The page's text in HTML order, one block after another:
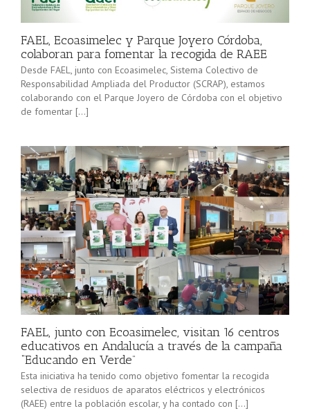
minorista”
(convocatoria
2025), pone
en marcha a
Sevilla junto
[…]
FAEL, Ecoasimelec y Parque Joyero Córdoba,
colaboran para fomentar la recogida de RAEE
Desde FAEL, junto con Ecoasimelec, Sistema Colectivo de
Responsabilidad Ampliada del Productor (SCRAP), estamos
colaborando con el Parque Joyero de Córdoba con el objetivo
de fomentar […]
FAEL, junto con Ecoasimelec, visitan 16 centros
educativos en Andalucía a través de la campaña
“Educando en Verde”
Esta iniciativa ha tenido como objetivo fomentar la recogida
selectiva de residuos de aparatos eléctricos y electrónicos
(RAEE) entre la población escolar, y ha contado con […]